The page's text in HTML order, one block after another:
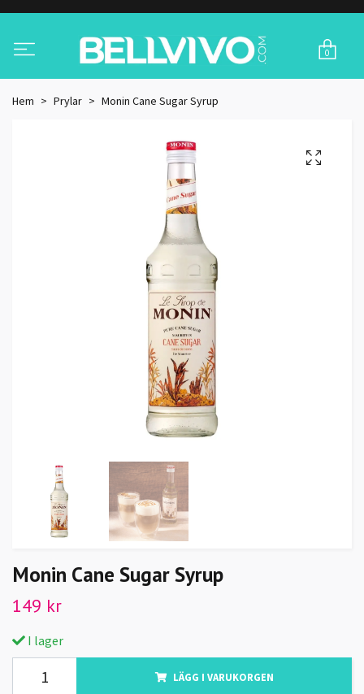
0
Hem Prylar Monin Cane Sugar Syrup
Monin Cane Sugar Syrup
149 kr
I lager
LÄGG I VARUKORGEN